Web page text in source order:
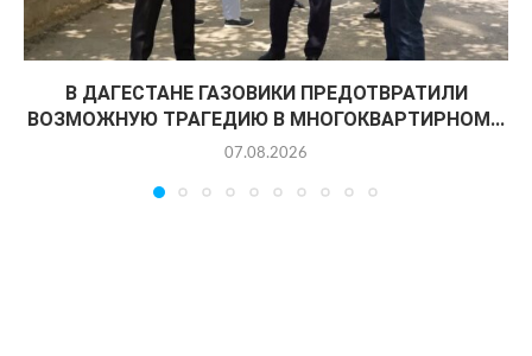
В ДАГЕСТАНЕ ГАЗОВИКИ ПРЕДОТВРАТИЛИ
ВОЗМОЖНУЮ ТРАГЕДИЮ В МНОГОКВАРТИРНОМ...
07.08.2026